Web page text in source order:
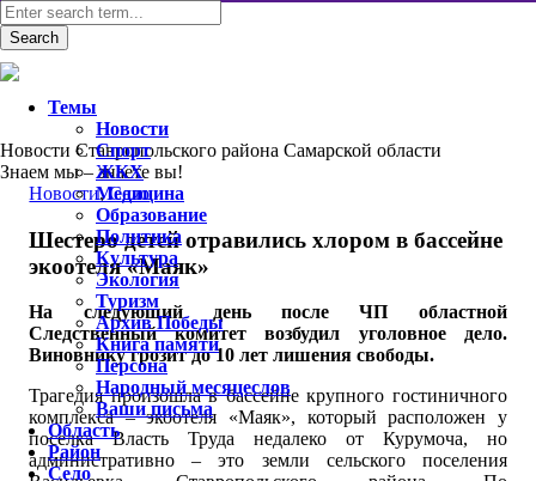
Новости Ставропольского района Самарской области
Знаем мы – знаете вы!
Новости,Село
Шестеро детей отравились хлором в бассейне
экоотеля «Маяк»
На следующий день после ЧП областной
Следственный комитет возбудил уголовное дело.
Виновнику грозит до 10 лет лишения свободы.
Трагедия произошла в бассейне крупного гостиничного
комплекса – экоотеля «Маяк», который расположен у
поселка Власть Труда недалеко от Курумоча, но
административно – это земли сельского поселения
Темы
Новости
Спорт
ЖКХ
Медицина
Образование
Политика
Культура
Экология
Туризм
Архив Победы
Книга памяти
Персона
Народный месяцеслов
Ваши письма
Область
Район
Село